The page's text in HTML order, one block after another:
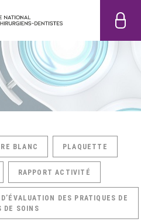
BLANC PLAQUETTE
RAPPORT ACTIVITÉ
DES PRATIQUES DE
DE SOINS